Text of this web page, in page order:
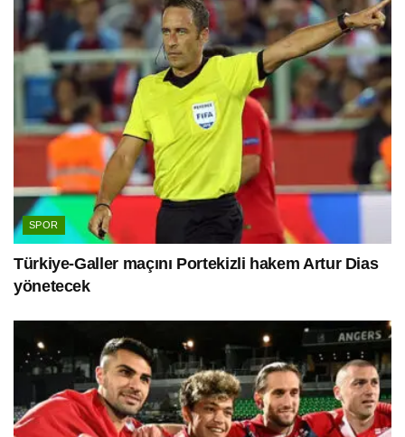
SPOR
Türkiye-Galler maçını Portekizli hakem Artur Dias
yönetecek